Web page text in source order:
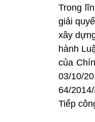
Trong
giải
xây
hành
của
03/10/
64/
Tiếp